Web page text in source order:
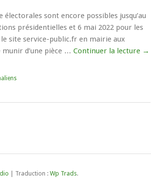
sont encore possibles jusqu’au
présidentielles et 6 mai 2022 pour les
site service-public.fr en mairie aux
munir d’une pièce …Continuer la lecture →
| Traduction : Wp Trads.